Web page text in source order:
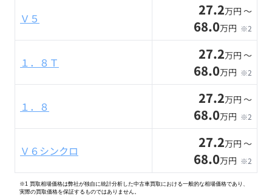
Ｖ５ 27.2万円 〜
68.0万円 ※2
１．８Ｔ 27.2万円 〜
68.0万円 ※2
１．８ 27.2万円 〜
68.0万円 ※2
Ｖ６シンクロ 27.2万円 〜
68.0万円 ※2
※1 買取相場価格は弊社が独自に統計分析した中古車買取における一般的な相場価格であり、
実際の買取価格を保証するものではありません。